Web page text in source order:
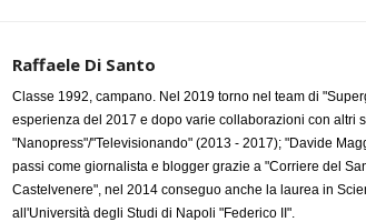
Raffaele Di Santo
Classe 1992, campano. Nel 2019 torno nel team di
esperienza del 2017 e dopo varie collaborazioni con altri
"Nanopress"/"Televisionando" (2013 - 2017); "Davide
passi come giornalista e blogger grazie a "Corriere del
Castelvenere", nel 2014 conseguo anche la laurea in
all'Università degli Studi di Napoli "Federico II".